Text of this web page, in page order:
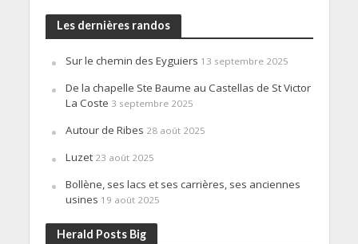
Les dernières randos
Sur le chemin des Eyguiers 13 septembre 2025
De la chapelle Ste Baume au Castellas de St Victor
La Coste 3 septembre 2025
Autour de Ribes 28 août 2025
Luzet 23 août 2025
Bollène, ses lacs et ses carrières, ses anciennes
usines 19 août 2025
Herald Posts Big